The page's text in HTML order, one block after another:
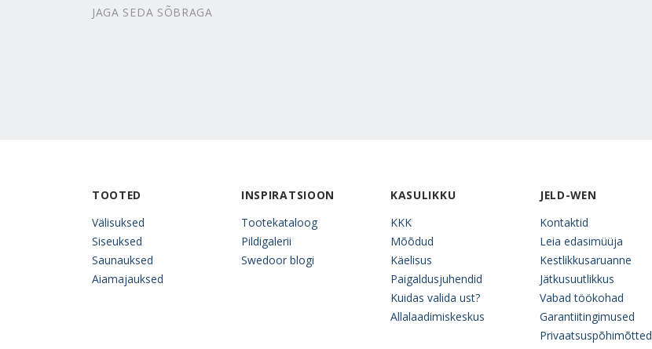
JAGA SEDA SÕBRAGA
TOOTED
Välisuksed
Siseuksed
Saunauksed
Aiamajauksed
INSPIRATSIOON
Tootekataloog
Pildigalerii
Swedoor blogi
KASULIKKU
KKK
Mõõdud
Käelisus
Paigaldusjuhendid
Kuidas valida ust?
Allalaadimiskeskus
JELD-WEN
Kontaktid
Leia edasimüüja
Kestlikkusaruanne
Jätkusuutlikkus
Vabad töökohad
Garantiitingimused
Privaatsuspõhimõtted